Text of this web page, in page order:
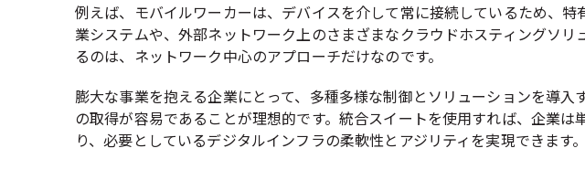
例えば、モバイルワーカーは、デバイスを介して常に接続しているため、
業システムや、外部ネットワーク上のさまざまなクラウドホスティングソ
るのは、ネットワーク中心のアプローチだけなのです。
膨大な事業を抱える企業にとって、多種多様な制御とソリューションを導
の取得が容易であることが理想的です。統合スイートを使用すれば、企業
り、必要としているデジタルインフラの柔軟性とアジリティを実現できます。